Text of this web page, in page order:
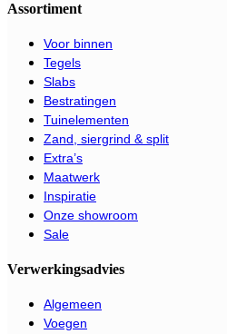
Assortiment
Voor binnen
Tegels
Slabs
Bestratingen
Tuinelementen
Zand, siergrind & split
Extra’s
Maatwerk
Inspiratie
Onze showroom
Sale
Verwerkingsadvies
Algemeen
Voegen